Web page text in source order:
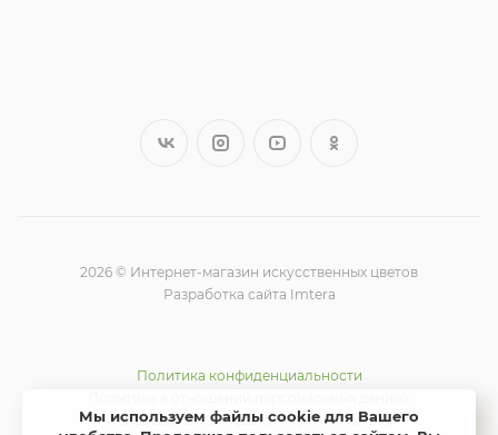
2026 © Интернет-магазин искусственных цветов
Разработка сайта Imtera
Политика конфиденциальности
Использование Яндекс метрики и cookie
Мы используем файлы cookie для Вашего